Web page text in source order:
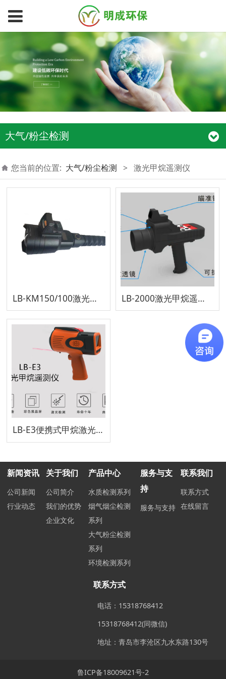
大气/粉尘检测
您当前的位置: 大气/粉尘检测 > 激光甲烷遥测仪
LB-KM150/100激光甲烷遥测仪 LB-2000激光甲烷遥测仪
LB-E3便携式甲烷激光遥感探测仪
新闻资讯
公司新闻
行业动态
关于我们
公司简介
我们的优势
企业文化
产品中心
水质检测系列
烟气烟尘检测
系列
大气粉尘检测
系列
环境检测系列
服务与支
持
服务与支持
联系我们
联系方式
在线留言
联系方式
电话：15318768412
15318768412(同微信)
地址：青岛市李沧区九水东路130号
鲁ICP备18009621号-2